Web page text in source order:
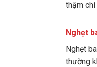
thậm
Nghẹt
Nghẹt
thường